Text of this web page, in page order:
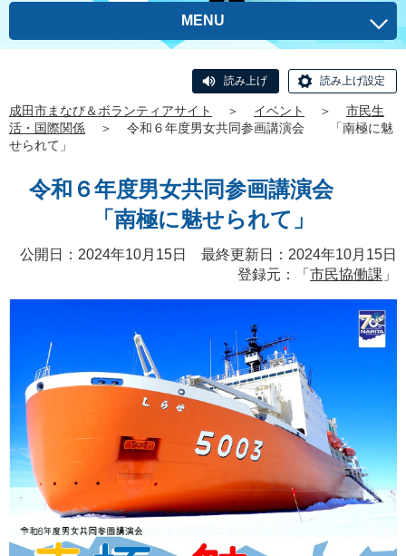
MENU
読み上げ 読み上げ設定
成田市まなび＆ボランティアサイト ＞ イベント ＞
市民生
活・国際関係
＞
令和６年度男女共同参画講演会 「南極に魅
せられて」
令和６年度男女共同参画講演会
「南極に魅せられて」
公開日：2024年10月15日 最終更新日：2024年10月15日
登録元：「 市民協働課 」